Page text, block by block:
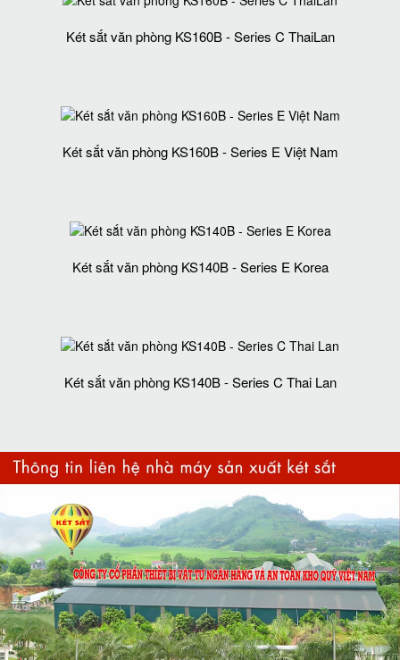
Két sắt văn phòng KS160B - Series C ThaiLan
Két sắt văn phòng KS160B - Series E Việt Nam
Két sắt văn phòng KS140B - Series E Korea
Két sắt văn phòng KS140B - Series C Thai Lan